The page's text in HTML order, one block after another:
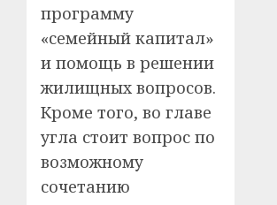
программу
«семейный капитал»
и помощь в решении
жилищных вопросов.
Кроме того, во главе
угла стоит вопрос по
возможному
сочетанию